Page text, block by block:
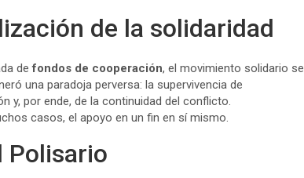
de la solidaridad
defondos de cooperación, el movimiento solidario se
una paradoja perversa: la supervivencia de
y, por ende, de la continuidad del conflicto.
casos, el apoyo en un fin en sí mismo.
Polisario